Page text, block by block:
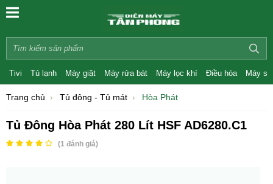
Tivi Tủ lạnh Máy giặt Máy rửa bát Máy lọc khí Điều hòa Máy
Trang chủ Tủ đông - Tủ mát Hòa Phát
Tủ Đông Hòa Phát 280 Lít HSF AD6280.C1
(1 đánh giá)